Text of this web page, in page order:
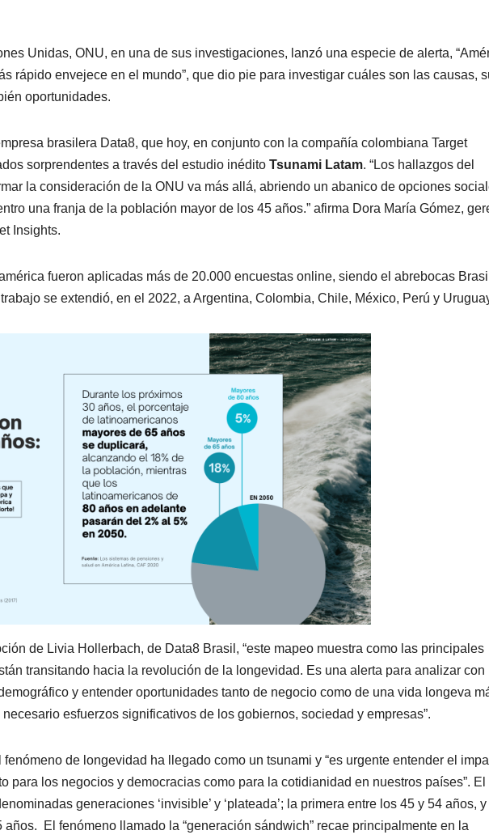
Unidas, ONU, en una de sus investigaciones, lanzó una especie de alerta,
rápido envejece en el mundo”, que dio pie para investigar cuáles son las causas,
oportunidades.
brasilera Data8, que hoy, en conjunto con la compañía colombiana Target
sorprendentes a través del estudio inédito Tsunami Latam. “Los hallazgos del
la consideración de la ONU va más allá, abriendo un abanico de opciones
una franja de la población mayor de los 45 años.” afirma Dora María Gómez,
Insights.
fueron aplicadas más de 20.000 encuestas online, siendo el abrebocas
se extendió, en el 2022, a Argentina, Colombia, Chile, México, Perú y
de Livia Hollerbach, de Data8 Brasil, “este mapeo muestra como las principales
transitando hacia la revolución de la longevidad. Es una alerta para analizar con
y entender oportunidades tanto de negocio como de una vida longeva
esfuerzos significativos de los gobiernos, sociedad y empresas”.
de longevidad ha llegado como un tsunami y “es urgente entender el
para los negocios y democracias como para la cotidianidad en nuestros países”. El
generaciones ‘invisible’ y ‘plateada’; la primera entre los 45 y 54 años, y
años. El fenómeno llamado la “generación sándwich” recae principalmente en la